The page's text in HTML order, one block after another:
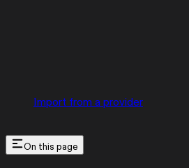
Import from a provider
On this page